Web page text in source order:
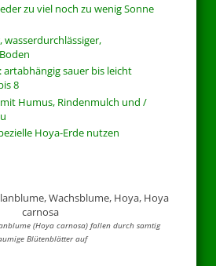
zu viel noch zu wenig Sonne
wasserdurchlässiger,
artabhängig sauer bis leicht
8
Humus, Rindenmulch und /
Hoya-Erde nutzen
(Hoya carnosa) fallen durch samtig
Blütenblätter auf